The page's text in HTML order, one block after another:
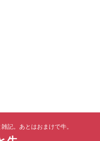
記。あとはおまけで牛。